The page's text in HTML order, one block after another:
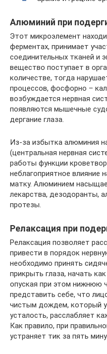
Алюминий при
Этот микроэлемент
ферментах, принимает
соединительных тканей и
вещество поступает в
количестве, тогда
процессов, фосфорно –
возбуждается нервная
появляются мышечные
дергание глаза.
Из-за избытка алюминия
(центральная нервная
работы функции
неблагоприятное влияние
матку. Алюминием
лекарства, дезодоранты,
протезы.
Релаксация при
Релаксация позволяет
привести в порядок
необходимо принять
прикрыть глаза, начать
опуская при этом нижнюю
представить себе, что
чистым дождем, который
усталость, расслабляет
Как правило, при
устраняет тик за пять